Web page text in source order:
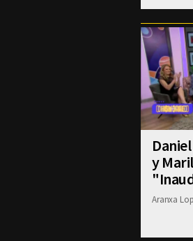
y
Aranxa